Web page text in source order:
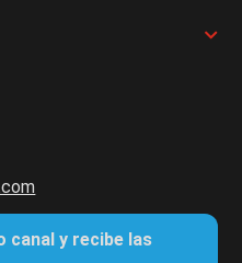
canal y recibe las